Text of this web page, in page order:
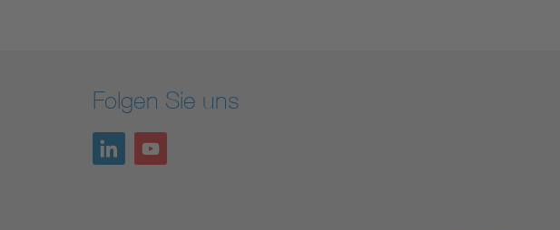
Folgen Sie uns